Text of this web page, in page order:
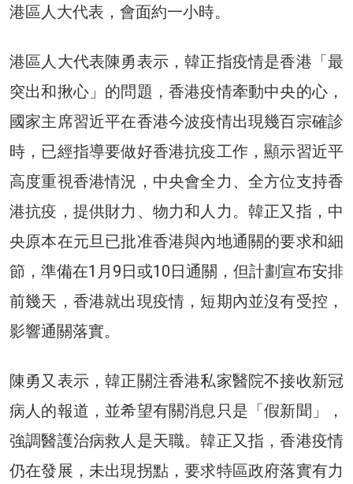
港區人大代表，會面約一小時。
港區人大代表陳勇表示，韓正指疫情是香港「最
突出和揪心」的問題，香港疫情牽動中央的心，
國家主席習近平在香港今波疫情出現幾百宗確診
時，已經指導要做好香港抗疫工作，顯示習近平
高度重視香港情況，中央會全力、全方位支持香
港抗疫，提供財力、物力和人力。韓正又指，中
央原本在元旦已批准香港與內地通關的要求和細
節，準備在1月9日或10日通關，但計劃宣布安排
前幾天，香港就出現疫情，短期內並沒有受控，
影響通關落實。
陳勇又表示，韓正關注香港私家醫院不接收新冠
病人的報道，並希望有關消息只是「假新聞」，
強調醫護治病救人是天職。韓正又指，香港疫情
仍在發展，未出現拐點，要求特區政府落實有力